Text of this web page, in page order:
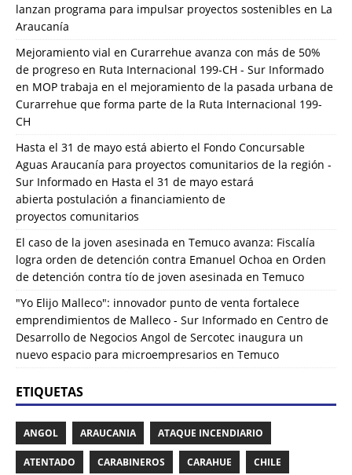
lanzan programa para impulsar proyectos sostenibles en La
Araucanía
Mejoramiento vial en Curarrehue avanza con más de 50%
de progreso en Ruta Internacional 199-CH - Sur Informado
en MOP trabaja en el mejoramiento de la pasada urbana de
Curarrehue que forma parte de la Ruta Internacional 199-
CH
Hasta el 31 de mayo está abierto el Fondo Concursable
Aguas Araucanía para proyectos comunitarios de la región -
Sur Informado en Hasta el 31 de mayo estará
abierta postulación a financiamiento de
proyectos comunitarios
El caso de la joven asesinada en Temuco avanza: Fiscalía
logra orden de detención contra Emanuel Ochoa en Orden
de detención contra tío de joven asesinada en Temuco
"Yo Elijo Malleco": innovador punto de venta fortalece
emprendimientos de Malleco - Sur Informado en Centro de
Desarrollo de Negocios Angol de Sercotec inaugura un
nuevo espacio para microempresarios en Temuco
ETIQUETAS
ANGOL ARAUCANIA ATAQUE INCENDIARIO
ATENTADO CARABINEROS CARAHUE CHILE